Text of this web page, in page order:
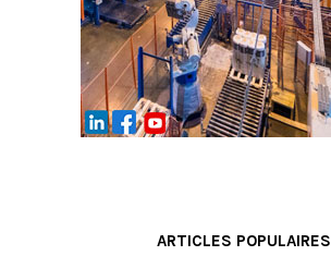
ARTICLES POPULAIRES